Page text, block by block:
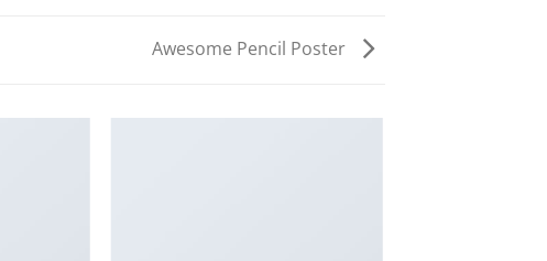
Awesome Pencil Poster